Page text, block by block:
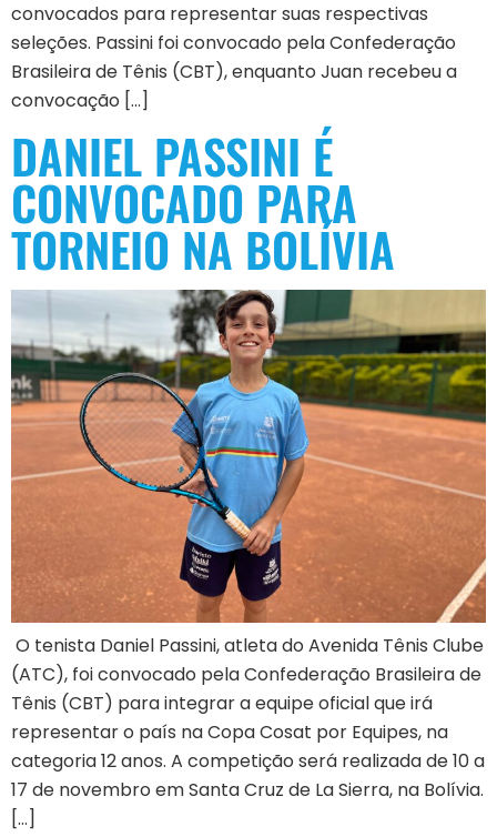
convocados para representar suas respectivas
seleções. Passini foi convocado pela Confederação
Brasileira de Tênis (CBT), enquanto Juan recebeu a
convocação […]
DANIEL PASSINI É
CONVOCADO PARA
TORNEIO NA BOLÍVIA
O tenista Daniel Passini, atleta do Avenida Tênis Clube
(ATC), foi convocado pela Confederação Brasileira de
Tênis (CBT) para integrar a equipe oficial que irá
representar o país na Copa Cosat por Equipes, na
categoria 12 anos. A competição será realizada de 10 a
17 de novembro em Santa Cruz de La Sierra, na Bolívia.
[…]